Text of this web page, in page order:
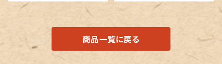
商品一覧に戻る